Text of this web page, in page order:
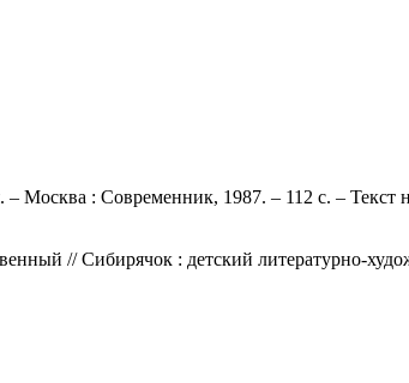
Москва : Современник, 1987. – 112 с. – Текст
// Сибирячок : детский литературно-